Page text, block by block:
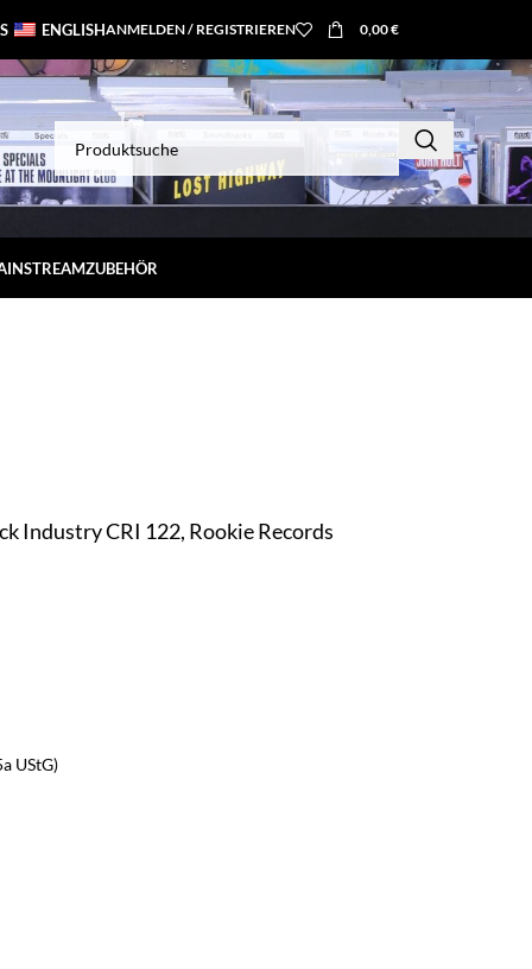
ENGLISHANMELDEN / REGISTRIEREN 0,00€
ZUBEHÖR
Industry CRI 122, Rookie Records
UStG)